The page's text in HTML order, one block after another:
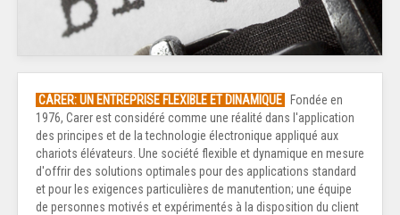
CARER: UN ENTREPRISE FLEXIBLE ET DINAMIQUE
Fondée en
1976, Carer est considéré comme une réalité dans l'application
des principes et de la technologie électronique appliqué aux
chariots élévateurs. Une société flexible et dynamique en mesure
d'offrir des solutions optimales pour des applications standard
et pour les exigences particulières de manutention; une équipe
de personnes motivés et expérimentés à la disposition du client